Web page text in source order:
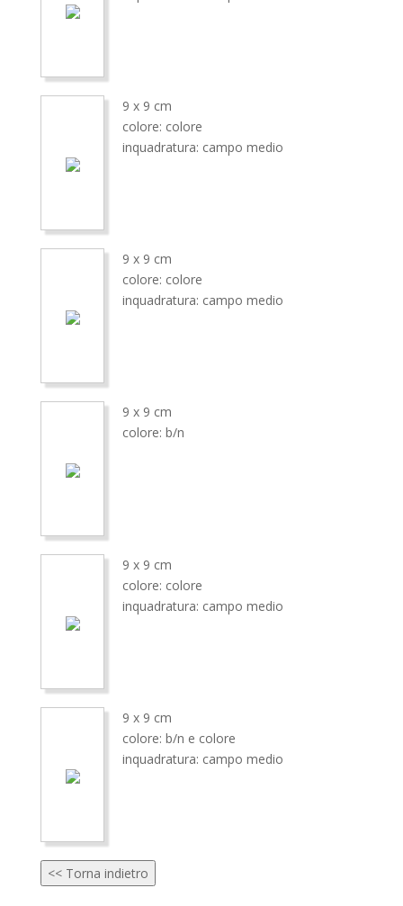
9 x 9 cm
colore: colore
inquadratura: campo medio
9 x 9 cm
colore: colore
inquadratura: campo medio
9 x 9 cm
colore: b/n
9 x 9 cm
colore: colore
inquadratura: campo medio
9 x 9 cm
colore: b/n e colore
inquadratura: campo medio
<< Torna indietro